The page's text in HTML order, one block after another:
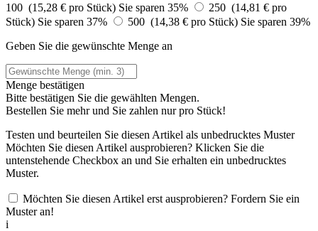
100 (15,28 € pro Stück) Sie sparen 35%
250 (14,81 € pro
Stück) Sie sparen 37% 500 (14,38 € pro Stück) Sie sparen 39%
Geben Sie die gewünschte Menge an
Menge bestätigen
Bitte bestätigen Sie die gewählten Mengen.
Bestellen Sie mehr und Sie zahlen nurpro Stück!
Testen und beurteilen Sie diesen Artikel als unbedrucktes Muster
Möchten Sie diesen Artikel ausprobieren? Klicken Sie die
untenstehende Checkbox an und Sie erhalten ein unbedrucktes
Muster.
Möchten Sie diesen Artikel erst ausprobieren? Fordern Sie ein
Muster an!
i